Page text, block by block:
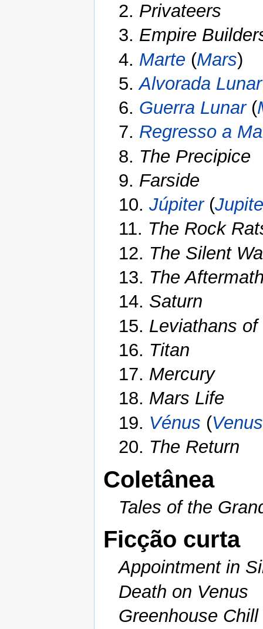
2. Privateers
3. Empire
4. Marte (Mars)
5.Alvorada Lunar
6. Guerra Lunar(
7. Regresso a
8. The Precipice
9. Farside
10. Júpiter(
11. The Rock
12. The Silent
13. The
14. Saturn
15. Leviathans of
16. Titan
17. Mercury
18. Mars Life
19. Vénus (Venus
20. The Return
Coletânea
Tales of the
Ficção curta
Appointment in
Death on Venus
Greenhouse Chill